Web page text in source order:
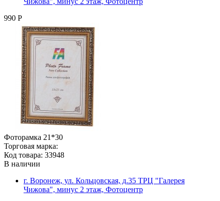
990 Р
Фоторамка 21*30
Торговая марка:
Код товара: 33948
В наличии
г. Воронеж, ул. Кольцовская, д.35 ТРЦ "Галерея
Чижова", минус 2 этаж, Фотоцентр